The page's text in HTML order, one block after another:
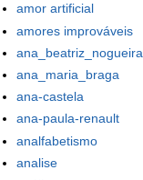
amor artificial
amores improváveis
ana_beatriz_nogueira
ana_maria_braga
ana-castela
ana-paula-renault
analfabetismo
analise